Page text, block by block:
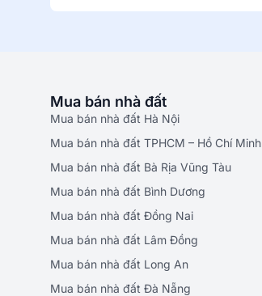
Mua bán nhà đất
Mua bán nhà đất Hà Nội
Mua bán nhà đất TPHCM – Hồ Chí Minh
Mua bán nhà đất Bà Rịa Vũng Tàu
Mua bán nhà đất Bình Dương
Mua bán nhà đất Đồng Nai
Mua bán nhà đất Lâm Đồng
Mua bán nhà đất Long An
Mua bán nhà đất Đà Nẵng